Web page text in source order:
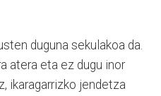
duguna sekulakoa da.
atera eta ez dugu inor
ikaragarrizko jendetza